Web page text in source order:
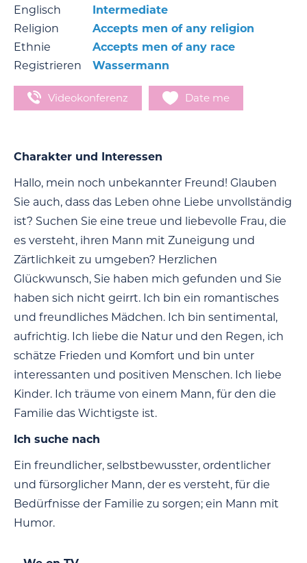
Englisch
Intermediate
Religion
Accepts men of any religion
Ethnie
Accepts men of any race
Registrieren
Wassermann
Videokonferenz Date me
Charakter und Interessen
Hallo, mein noch unbekannter Freund! Glauben
Sie auch, dass das Leben ohne Liebe unvollständig
ist? Suchen Sie eine treue und liebevolle Frau, die
es versteht, ihren Mann mit Zuneigung und
Zärtlichkeit zu umgeben? Herzlichen
Glückwunsch, Sie haben mich gefunden und Sie
haben sich nicht geirrt. Ich bin ein romantisches
und freundliches Mädchen. Ich bin sentimental,
aufrichtig. Ich liebe die Natur und den Regen, ich
schätze Frieden und Komfort und bin unter
interessanten und positiven Menschen. Ich liebe
Kinder. Ich träume von einem Mann, für den die
Familie das Wichtigste ist.
Ich suche nach
Ein freundlicher, selbstbewusster, ordentlicher
und fürsorglicher Mann, der es versteht, für die
Bedürfnisse der Familie zu sorgen; ein Mann mit
Humor.